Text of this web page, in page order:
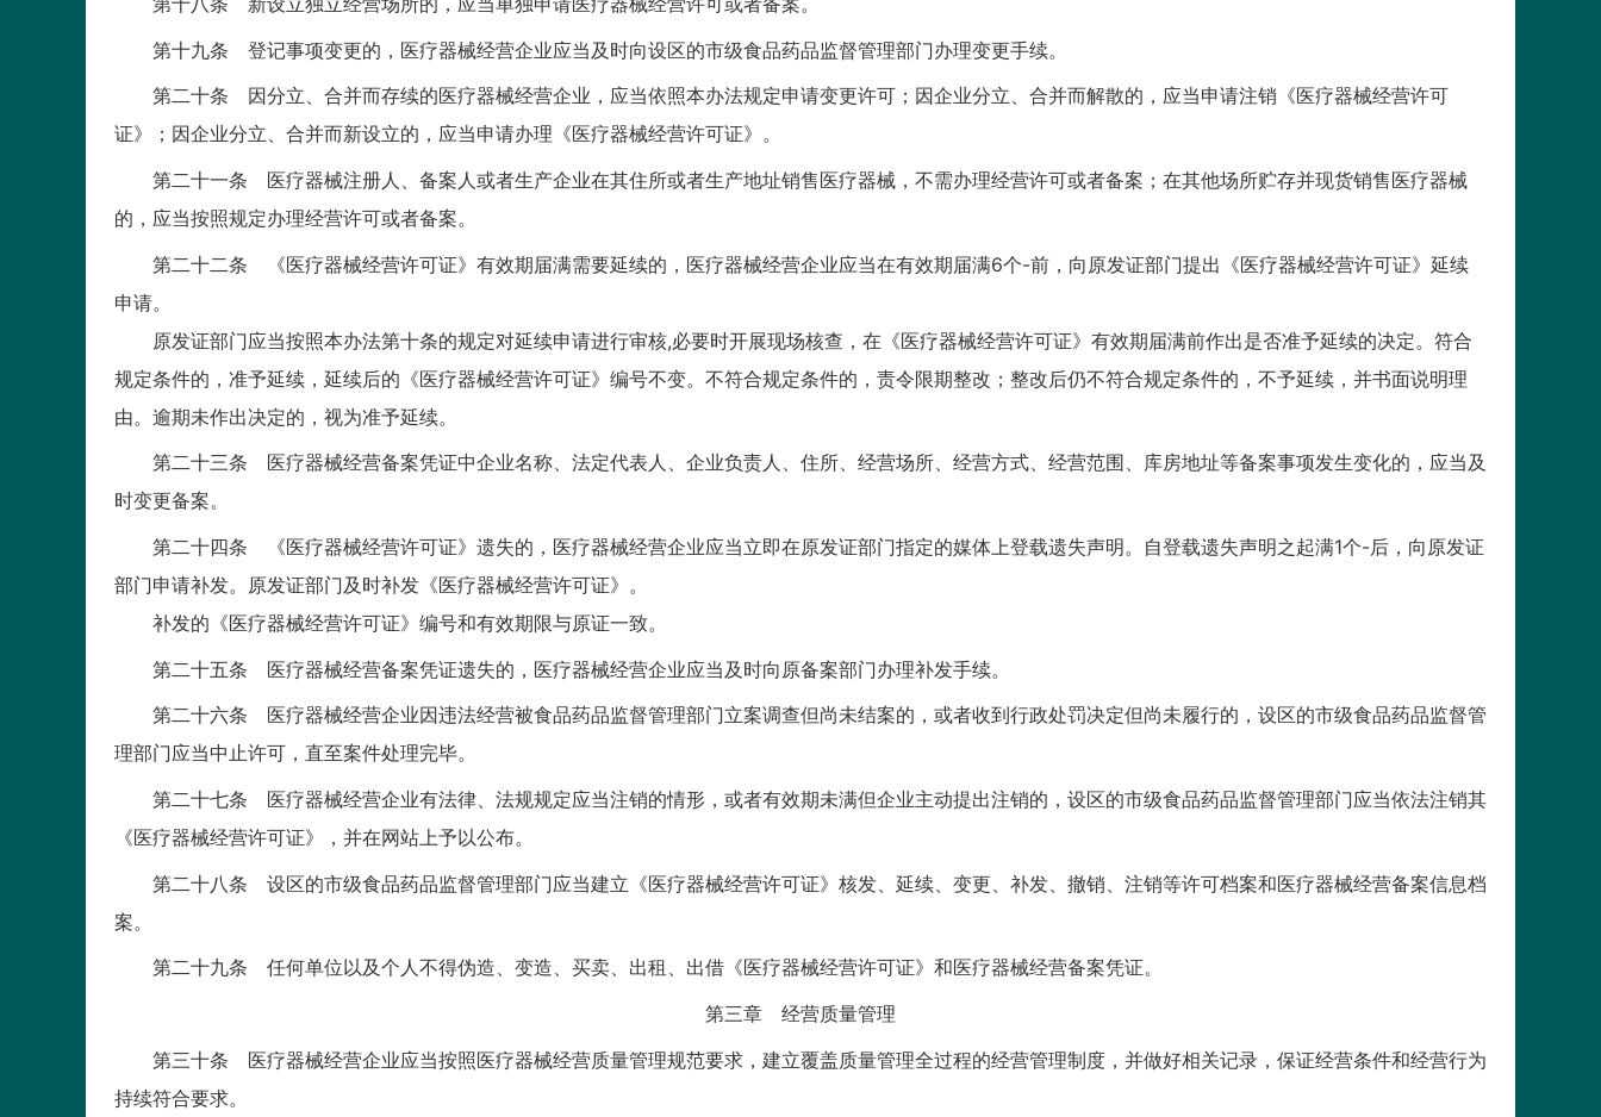
第十九条 登记事项变更的，医疗器械经营企业应当及时向设区的市级食品药品监督管理部门办理变更手续。
第二十条 因分立、合并而存续的医疗器械经营企业，应当依照本办法规定申请变更许可；因企业分立、合并而解散的，应当申请注销《医疗器械经营许可
证》；因企业分立、合并而新设立的，应当申请办理《医疗器械经营许可证》。
第二十一条 医疗器械注册人、备案人或者生产企业在其住所或者生产地址销售医疗器械，不需办理经营许可或者备案；在其他场所贮存并现货销售医疗器械
的，应当按照规定办理经营许可或者备案。
第二十二条 《医疗器械经营许可证》有效期届满需要延续的，医疗器械经营企业应当在有效期届满6个-前，向原发证部门提出《医疗器械经营许可证》延续
申请。
原发证部门应当按照本办法第十条的规定对延续申请进行审核,必要时开展现场核查，在《医疗器械经营许可证》有效期届满前作出是否准予延续的决定。符合
规定条件的，准予延续，延续后的《医疗器械经营许可证》编号不变。不符合规定条件的，责令限期整改；整改后仍不符合规定条件的，不予延续，并书面说明理
由。逾期未作出决定的，视为准予延续。
第二十三条 医疗器械经营备案凭证中企业名称、法定代表人、企业负责人、住所、经营场所、经营方式、经营范围、库房地址等备案事项发生变化的，应当及
时变更备案。
第二十四条 《医疗器械经营许可证》遗失的，医疗器械经营企业应当立即在原发证部门指定的媒体上登载遗失声明。自登载遗失声明之起满1个-后，向原发证
部门申请补发。原发证部门及时补发《医疗器械经营许可证》。
补发的《医疗器械经营许可证》编号和有效期限与原证一致。
第二十五条 医疗器械经营备案凭证遗失的，医疗器械经营企业应当及时向原备案部门办理补发手续。
第二十六条 医疗器械经营企业因违法经营被食品药品监督管理部门立案调查但尚未结案的，或者收到行政处罚决定但尚未履行的，设区的市级食品药品监督管
理部门应当中止许可，直至案件处理完毕。
第二十七条 医疗器械经营企业有法律、法规规定应当注销的情形，或者有效期未满但企业主动提出注销的，设区的市级食品药品监督管理部门应当依法注销其
《医疗器械经营许可证》，并在网站上予以公布。
第二十八条 设区的市级食品药品监督管理部门应当建立《医疗器械经营许可证》核发、延续、变更、补发、撤销、注销等许可档案和医疗器械经营备案信息档
案。
第二十九条 任何单位以及个人不得伪造、变造、买卖、出租、出借《医疗器械经营许可证》和医疗器械经营备案凭证。
第三章 经营质量管理
第三十条 医疗器械经营企业应当按照医疗器械经营质量管理规范要求，建立覆盖质量管理全过程的经营管理制度，并做好相关记录，保证经营条件和经营行为
持续符合要求。